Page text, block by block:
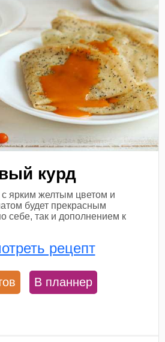
курд
ярким желтым цветом и
будет прекрасным
себе, так и дополнением к
рецепт
В планнер